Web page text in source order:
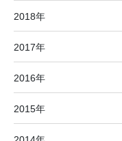
2018年
2017年
2016年
2015年